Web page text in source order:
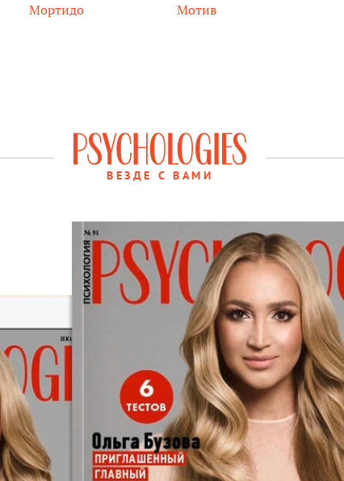
Мортидо
Мотив
ВЕЗДЕ С ВАМИ